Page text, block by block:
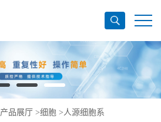
产品展厅 >细胞 >人源细胞系